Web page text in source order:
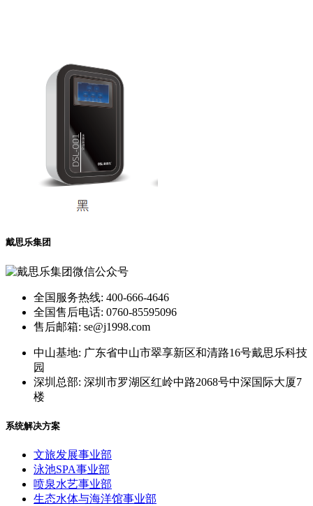
戴思乐集团
全国服务热线: 400-666-4646
全国售后电话: 0760-85595096
售后邮箱: se@j1998.com
中山基地: 广东省中山市翠享新区和清路16号戴思乐科技
园
深圳总部: 深圳市罗湖区红岭中路2068号中深国际大厦7
楼
系统解决方案
文旅发展事业部
泳池SPA事业部
喷泉水艺事业部
生态水体与海洋馆事业部